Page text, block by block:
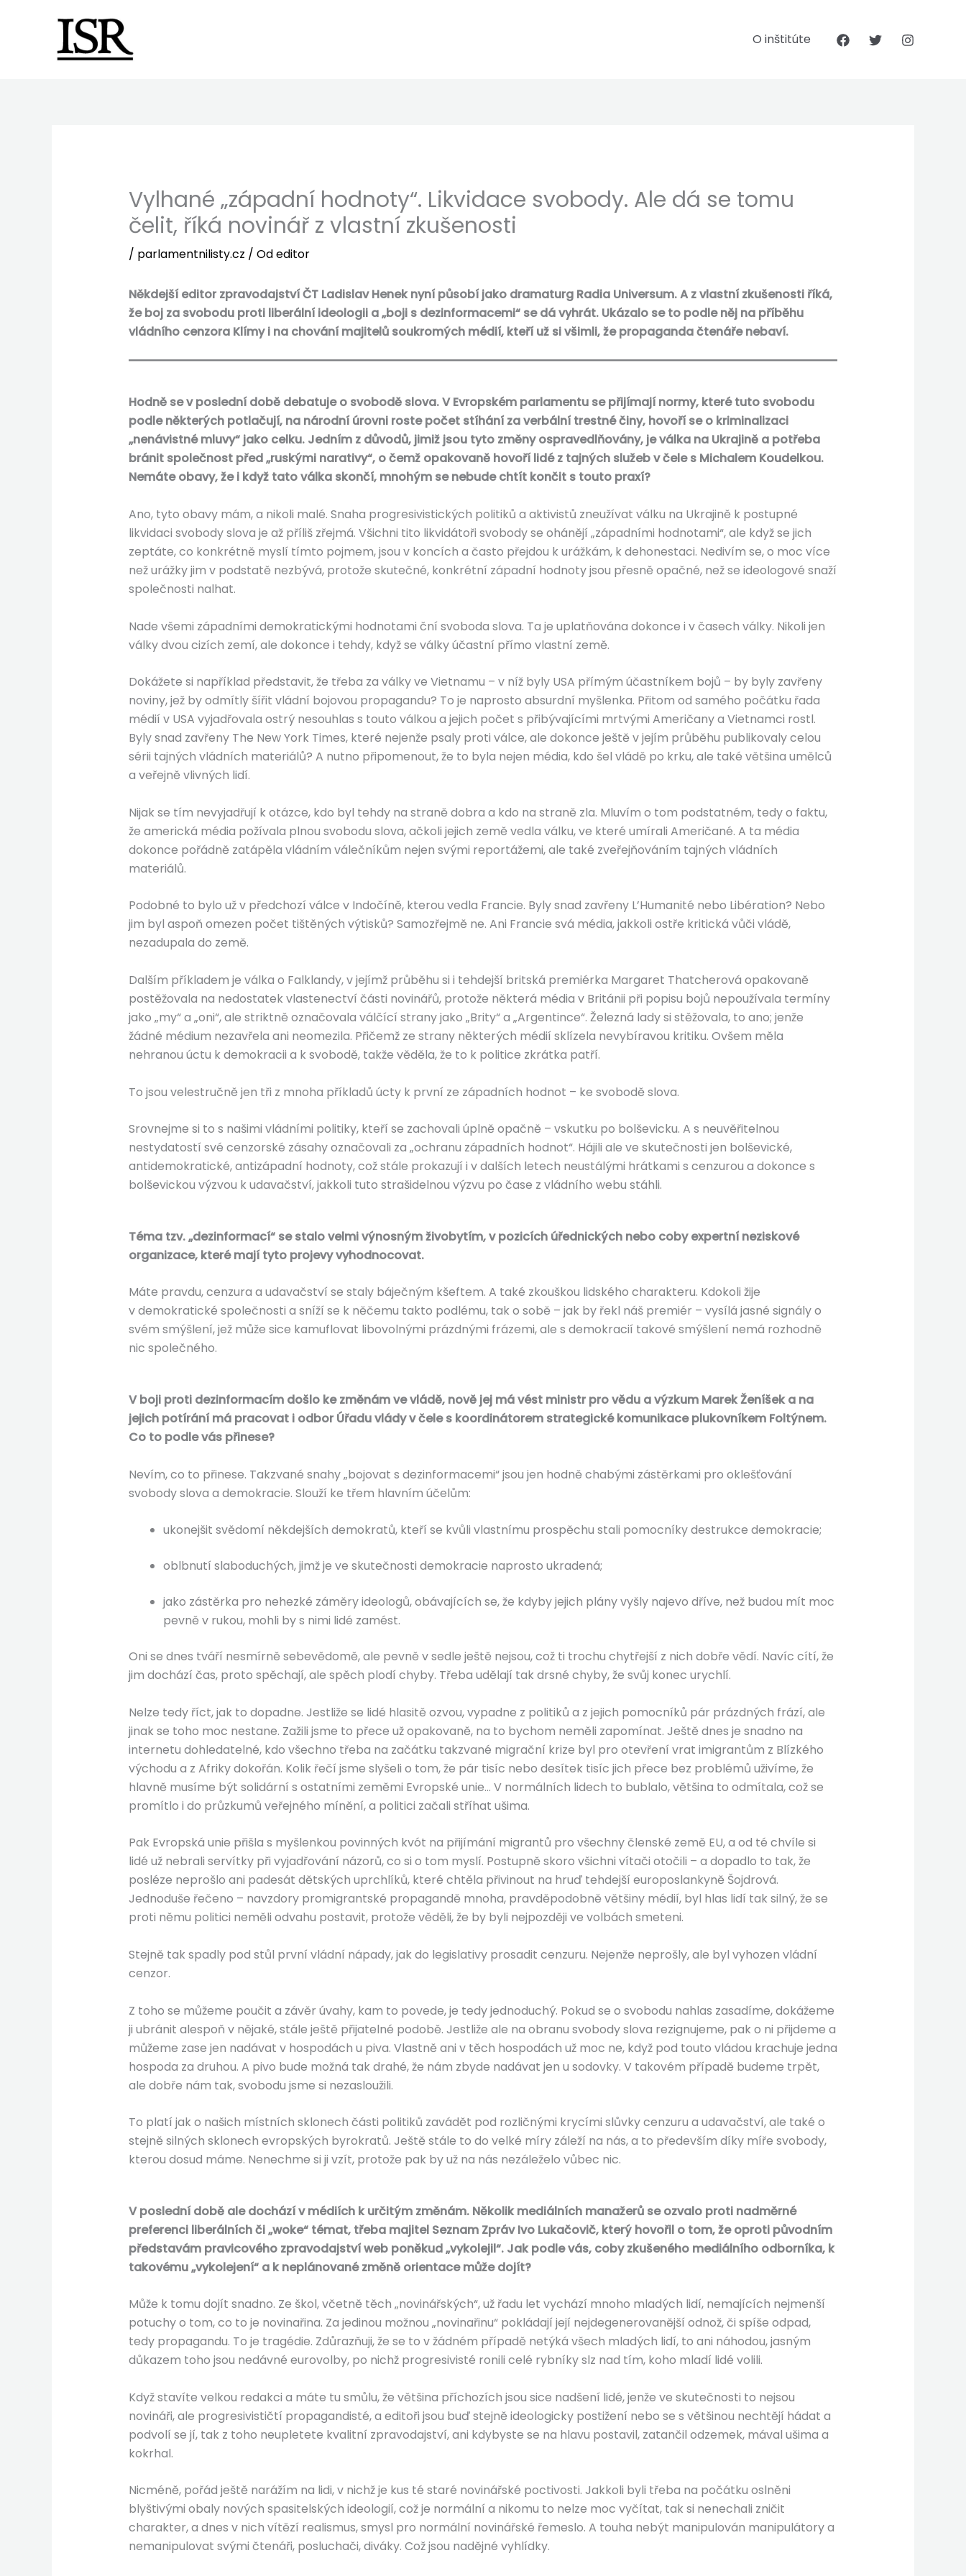
O inštitúte
Vylhané „západní hodnoty“. Likvidace svobody. Ale dá se tomu
čelit, říká novinář z vlastní zkušenosti
/ parlamentnilisty.cz / Odeditor
Někdejší editor zpravodajství ČT Ladislav Henek nyní působí jako dramaturg Radia Universum. A z vlastní zkušenosti říká,
že boj za svobodu proti liberální ideologii a „boji s dezinformacemi“ se dá vyhrát. Ukázalo se to podle něj na příběhu
vládního cenzora Klímy i na chování majitelů soukromých médií, kteří už si všimli, že propaganda čtenáře nebaví.
Hodně se v poslední době debatuje o svobodě slova. V Evropském parlamentu se přijímají normy, které tuto svobodu
podle některých potlačují, na národní úrovni roste počet stíhání za verbální trestné činy, hovoří se o kriminalizaci
„nenávistné mluvy“ jako celku. Jedním z důvodů, jimiž jsou tyto změny ospravedlňovány, je válka na Ukrajině a potřeba
bránit společnost před „ruskými narativy“, o čemž opakovaně hovoří lidé z tajných služeb v čele s Michalem Koudelkou.
Nemáte obavy, že i když tato válka skončí, mnohým se nebude chtít končit s touto praxí?
Ano, tyto obavy mám, a nikoli malé. Snaha progresivistických politiků a aktivistů zneužívat válku na Ukrajině k postupné
likvidaci svobody slova je až příliš zřejmá. Všichni tito likvidátoři svobody se ohánějí „západními hodnotami“, ale když se jich
zeptáte, co konkrétně myslí tímto pojmem, jsou v koncích a často přejdou k urážkám, k dehonestaci. Nedivím se, o moc více
než urážky jim v podstatě nezbývá, protože skutečné, konkrétní západní hodnoty jsou přesně opačné, než se ideologové snaží
společnosti nalhat.
Nade všemi západními demokratickými hodnotami ční svoboda slova. Ta je uplatňována dokonce i v časech války. Nikoli jen
války dvou cizích zemí, ale dokonce i tehdy, když se války účastní přímo vlastní země.
Dokážete si například představit, že třeba za války ve Vietnamu – v níž byly USA přímým účastníkem bojů – by byly zavřeny
noviny, jež by odmítly šířit vládní bojovou propagandu? To je naprosto absurdní myšlenka. Přitom od samého počátku řada
médií v USA vyjadřovala ostrý nesouhlas s touto válkou a jejich počet s přibývajícími mrtvými Američany a Vietnamci rostl.
Byly snad zavřeny The New York Times, které nejenže psaly proti válce, ale dokonce ještě v jejím průběhu publikovaly celou
sérii tajných vládních materiálů? A nutno připomenout, že to byla nejen média, kdo šel vládě po krku, ale také většina umělců
a veřejně vlivných lidí.
Nijak se tím nevyjadřují k otázce, kdo byl tehdy na straně dobra a kdo na straně zla. Mluvím o tom podstatném, tedy o faktu,
že americká média požívala plnou svobodu slova, ačkoli jejich země vedla válku, ve které umírali Američané. A ta média
dokonce pořádně zatápěla vládním válečníkům nejen svými reportážemi, ale také zveřejňováním tajných vládních
materiálů.
Podobné to bylo už v předchozí válce v Indočíně, kterou vedla Francie. Byly snad zavřeny L’Humanité nebo Libération? Nebo
jim byl aspoň omezen počet tištěných výtisků? Samozřejmě ne. Ani Francie svá média, jakkoli ostře kritická vůči vládě,
nezadupala do země.
Dalším příkladem je válka o Falklandy, v jejímž průběhu si i tehdejší britská premiérka Margaret Thatcherová opakovaně
postěžovala na nedostatek vlastenectví části novinářů, protože některá média v Británii při popisu bojů nepoužívala termíny
jako „my“ a „oni“, ale striktně označovala válčící strany jako „Brity“ a „Argentince“. Železná lady si stěžovala, to ano; jenže
žádné médium nezavřela ani neomezila. Přičemž ze strany některých médií sklízela nevybíravou kritiku. Ovšem měla
nehranou úctu k demokracii a k svobodě, takže věděla, že to k politice zkrátka patří.
To jsou velestručně jen tři z mnoha příkladů úcty k první ze západních hodnot – ke svobodě slova.
Srovnejme si to s našimi vládními politiky, kteří se zachovali úplně opačně – vskutku po bolševicku. A s neuvěřitelnou
nestydatostí své cenzorské zásahy označovali za „ochranu západních hodnot“. Hájili ale ve skutečnosti jen bolševické,
antidemokratické, antizápadní hodnoty, což stále prokazují i v dalších letech neustálými hrátkami s cenzurou a dokonce s
bolševickou výzvou k udavačství, jakkoli tuto strašidelnou výzvu po čase z vládního webu stáhli.
Téma tzv. „dezinformací“ se stalo velmi výnosným živobytím, v pozicích úřednických nebo coby expertní neziskové
organizace, které mají tyto projevy vyhodnocovat.
Máte pravdu, cenzura a udavačství se staly báječným kšeftem. A také zkouškou lidského charakteru. Kdokoli žije
v demokratické společnosti a sníží se k něčemu takto podlému, tak o sobě – jak by řekl náš premiér – vysílá jasné signály o
svém smýšlení, jež může sice kamuflovat libovolnými prázdnými frázemi, ale s demokracií takové smýšlení nemá rozhodně
nic společného.
V boji proti dezinformacím došlo ke změnám ve vládě, nově jej má vést ministr pro vědu a výzkum Marek Ženíšek a na
jejich potírání má pracovat i odbor Úřadu vlády v čele s koordinátorem strategické komunikace plukovníkem Foltýnem.
Co to podle vás přinese?
Nevím, co to přinese. Takzvané snahy „bojovat s dezinformacemi“ jsou jen hodně chabými zástěrkami pro oklešťování
svobody slova a demokracie. Slouží ke třem hlavním účelům:
ukonejšit svědomí někdejších demokratů, kteří se kvůli vlastnímu prospěchu stali pomocníky destrukce demokracie;
oblbnutí slaboduchých, jimž je ve skutečnosti demokracie naprosto ukradená;
jako zástěrka pro nehezké záměry ideologů, obávajících se, že kdyby jejich plány vyšly najevo dříve, než budou mít moc
pevně v rukou, mohli by s nimi lidé zamést.
Oni se dnes tváří nesmírně sebevědomě, ale pevně v sedle ještě nejsou, což ti trochu chytřejší z nich dobře vědí. Navíc cítí, že
jim dochází čas, proto spěchají, ale spěch plodí chyby. Třeba udělají tak drsné chyby, že svůj konec urychlí.
Nelze tedy říct, jak to dopadne. Jestliže se lidé hlasitě ozvou, vypadne z politiků a z jejich pomocníků pár prázdných frází, ale
jinak se toho moc nestane. Zažili jsme to přece už opakovaně, na to bychom neměli zapomínat. Ještě dnes je snadno na
internetu dohledatelné, kdo všechno třeba na začátku takzvané migrační krize byl pro otevření vrat imigrantům z Blízkého
východu a z Afriky dokořán. Kolik řečí jsme slyšeli o tom, že pár tisíc nebo desítek tisíc jich přece bez problémů uživíme, že
hlavně musíme být solidární s ostatními zeměmi Evropské unie… V normálních lidech to bublalo, většina to odmítala, což se
promítlo i do průzkumů veřejného mínění, a politici začali stříhat ušima.
Pak Evropská unie přišla s myšlenkou povinných kvót na přijímání migrantů pro všechny členské země EU, a od té chvíle si
lidé už nebrali servítky při vyjadřování názorů, co si o tom myslí. Postupně skoro všichni vítači otočili – a dopadlo to tak, že
posléze neprošlo ani padesát dětských uprchlíků, které chtěla přivinout na hruď tehdejší europoslankyně Šojdrová.
Jednoduše řečeno – navzdory promigrantské propagandě mnoha, pravděpodobně většiny médií, byl hlas lidí tak silný, že se
proti němu politici neměli odvahu postavit, protože věděli, že by byli nejpozději ve volbách smeteni.
Stejně tak spadly pod stůl první vládní nápady, jak do legislativy prosadit cenzuru. Nejenže neprošly, ale byl vyhozen vládní
cenzor.
Z toho se můžeme poučit a závěr úvahy, kam to povede, je tedy jednoduchý. Pokud se o svobodu nahlas zasadíme, dokážeme
ji ubránit alespoň v nějaké, stále ještě přijatelné podobě. Jestliže ale na obranu svobody slova rezignujeme, pak o ni přijdeme a
můžeme zase jen nadávat v hospodách u piva. Vlastně ani v těch hospodách už moc ne, když pod touto vládou krachuje jedna
hospoda za druhou. A pivo bude možná tak drahé, že nám zbyde nadávat jen u sodovky. V takovém případě budeme trpět,
ale dobře nám tak, svobodu jsme si nezasloužili.
To platí jak o našich místních sklonech části politiků zavádět pod rozličnými krycími slůvky cenzuru a udavačství, ale také o
stejně silných sklonech evropských byrokratů. Ještě stále to do velké míry záleží na nás, a to především díky míře svobody,
kterou dosud máme. Nenechme si ji vzít, protože pak by už na nás nezáleželo vůbec nic.
V poslední době ale dochází v médiích k určitým změnám. Několik mediálních manažerů se ozvalo proti nadměrné
preferenci liberálních či „woke“ témat, třeba majitel Seznam Zpráv Ivo Lukačovič, který hovořil o tom, že oproti původním
představám pravicového zpravodajství web poněkud „vykolejil“. Jak podle vás, coby zkušeného mediálního odborníka, k
takovému „vykolejení“ a k neplánované změně orientace může dojít?
Může k tomu dojít snadno. Ze škol, včetně těch „novinářských“, už řadu let vychází mnoho mladých lidí, nemajících nejmenší
potuchy o tom, co to je novinařina. Za jedinou možnou „novinařinu“ pokládají její nejdegenerovanější odnož, či spíše odpad,
tedy propagandu. To je tragédie. Zdůrazňuji, že se to v žádném případě netýká všech mladých lidí, to ani náhodou, jasným
důkazem toho jsou nedávné eurovolby, po nichž progresivisté ronili celé rybníky slz nad tím, koho mladí lidé volili.
Když stavíte velkou redakci a máte tu smůlu, že většina příchozích jsou sice nadšení lidé, jenže ve skutečnosti to nejsou
novináři, ale progresivističtí propagandisté, a editoři jsou buď stejně ideologicky postižení nebo se s většinou nechtějí hádat a
podvolí se jí, tak z toho neupletete kvalitní zpravodajství, ani kdybyste se na hlavu postavil, zatančil odzemek, mával ušima a
kokrhal.
Nicméně, pořád ještě narážím na lidi, v nichž je kus té staré novinářské poctivosti. Jakkoli byli třeba na počátku oslněni
blyštivými obaly nových spasitelských ideologií, což je normální a nikomu to nelze moc vyčítat, tak si nenechali zničit
charakter, a dnes v nich vítězí realismus, smysl pro normální novinářské řemeslo. A touha nebýt manipulován manipulátory a
nemanipulovat svými čtenáři, posluchači, diváky. Což jsou nadějné vyhlídky.